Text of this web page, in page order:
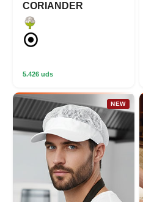
CORIANDER
5.426 uds
NEW